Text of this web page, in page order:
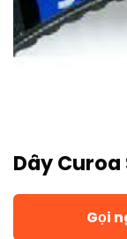
Dây Curoa
Gọi